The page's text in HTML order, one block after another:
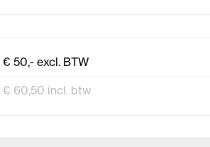
€ 50,- excl. BTW
€ 60,50 incl. btw